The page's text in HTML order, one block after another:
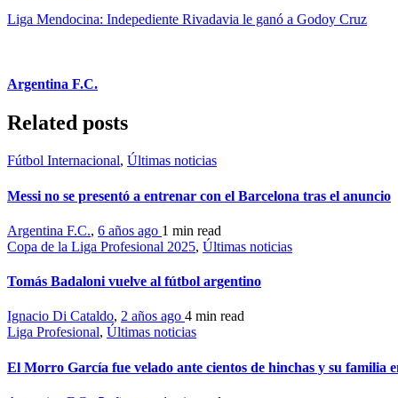
Liga Mendocina: Indepediente Rivadavia le ganó a Godoy Cruz
Argentina F.C.
Related posts
Fútbol Internacional, Últimas noticias
Messi no se presentó a entrenar con el Barcelona tras el anuncio
Argentina F.C., 6 años ago 1 min read
Copa de la Liga Profesional 2025, Últimas noticias
Tomás Badaloni vuelve al fútbol argentino
Ignacio Di Cataldo, 2 años ago 4 min read
Liga Profesional, Últimas noticias
El Morro García fue velado ante cientos de hinchas y su familia